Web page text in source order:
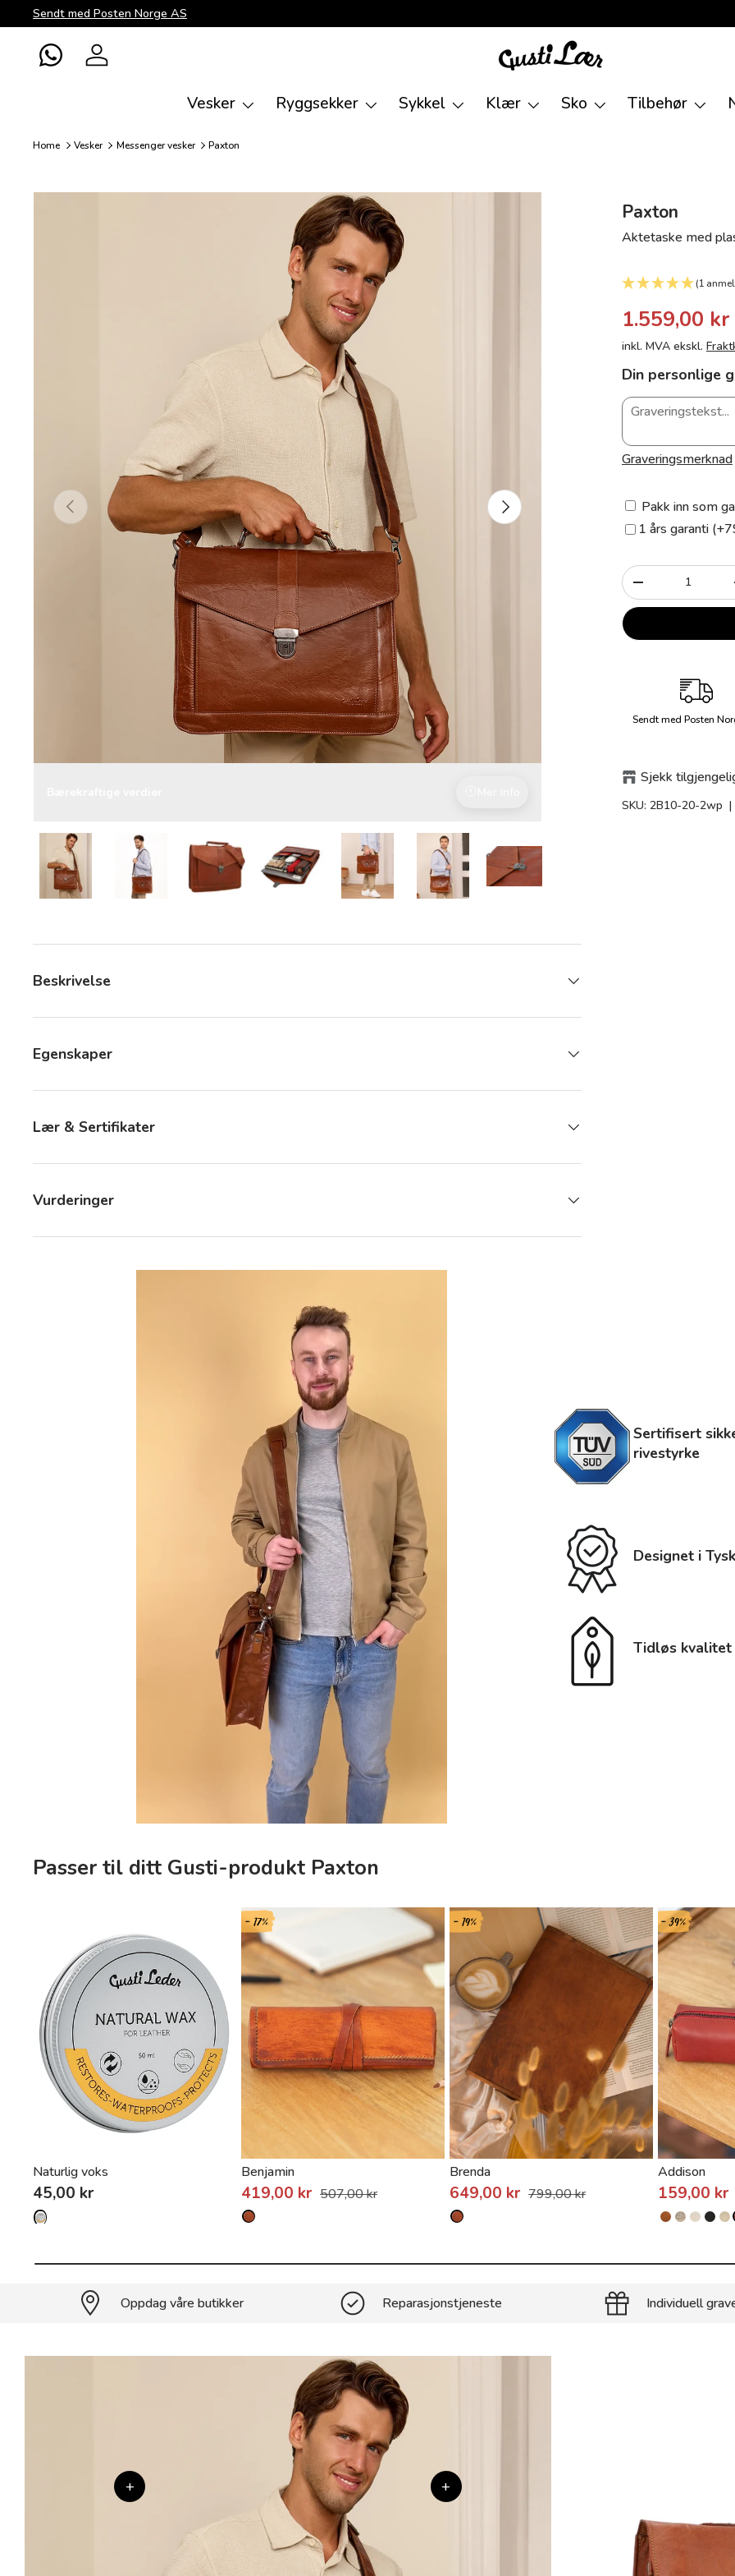
Direkte til innhold
Sendt med Posten Norge AS
WhatsAppLogg inn
Vesker Ryggsekker Sykkel Klær Sko Tilbehør
Home Vesker Messenger vesker Paxton
Forrige Neste
Paxton
Aktetaske med
(1
1.559,00 kr
inkl. MVA ekskl.
Din personlige
Graveringsmerknad
Pakk inn som
1 års garanti
Antall
-
Sendt med Posten
Sjekk
SKU: 2B10-20-2wp |
Beskrivelse
Egenskaper
Lær & Sertifikater
Vurderinger
Sertifisert
rivestyrke
Designet i
Tidløs
Passer til ditt Gusti-produkt Paxton
Naturlig voks
45,00 kr
- 17%
Benjamin
419,00 kr 507,00 kr
- 19%
Brenda
649,00 kr 799,00 kr
- 39%
Addison
159,00 kr
Oppdag våre butikker Reparasjonstjeneste Individuell
+ +